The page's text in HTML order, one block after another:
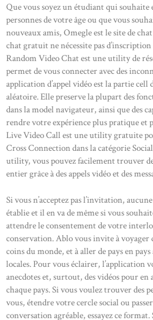
Que vous soyez un étudiant qui souhaite
personnes de votre âge ou que vous
nouveaux amis, Omegle est le site de
chat gratuit ne nécessite pas
Random Video Chat est une utility de
permet de vous connecter avec des
application d’appel vidéo est la partie
aléatoire. Elle preserve la plupart des
dans la model navigateur, ainsi que des
rendre votre expérience plus pratique et
Live Video Call est une utility gratuite
Cross Connection dans la catégorie
utility, vous pouvez facilement trouver
entier grâce à des appels vidéo et des
Si vous n’acceptez pas l’invitation,
établie et il en va de même si vous
attendre le consentement de votre
conservation. Ablo vous invite à
coins du monde, et à aller de pays en
locales. Pour vous éclairer, l’application
anecdotes et, surtout, des vidéos pour
chaque pays. Si vous voulez trouver des
vous, étendre votre cercle social ou
conversation agréable, essayez ce